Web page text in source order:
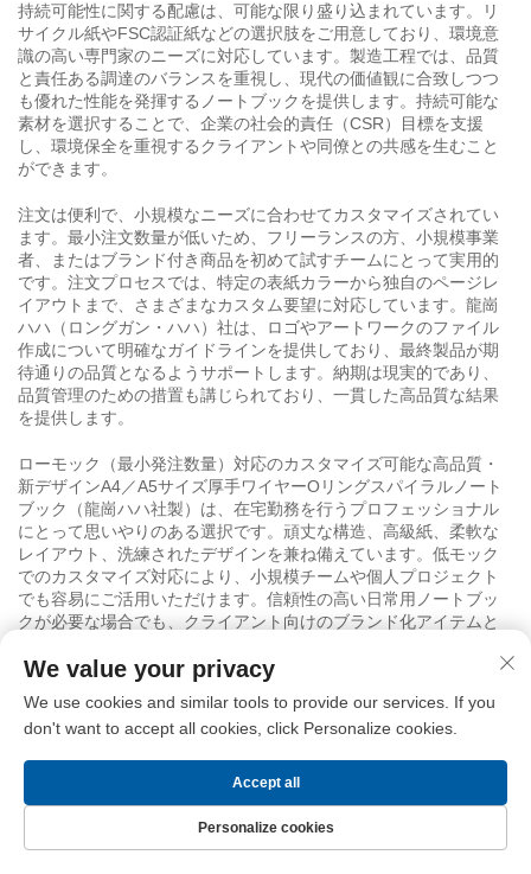
持続可能性に関する配慮は、可能な限り盛り込まれています。リ
サイクル紙やFSC認証紙などの選択肢をご用意しており、環境意
識の高い専門家のニーズに対応しています。製造工程では、品質
と責任ある調達のバランスを重視し、現代の価値観に合致しつつ
も優れた性能を発揮するノートブックを提供します。持続可能な
素材を選択することで、企業の社会的責任（CSR）目標を支援
し、環境保全を重視するクライアントや同僚との共感を生むこと
ができます。
注文は便利で、小規模なニーズに合わせてカスタマイズされてい
ます。最小注文数量が低いため、フリーランスの方、小規模事業
者、またはブランド付き商品を初めて試すチームにとって実用的
です。注文プロセスでは、特定の表紙カラーから独自のページレ
イアウトまで、さまざまなカスタム要望に対応しています。龍崗
ハハ（ロングガン・ハハ）社は、ロゴやアートワークのファイル
作成について明確なガイドラインを提供しており、最終製品が期
待通りの品質となるようサポートします。納期は現実的であり、
品質管理のための措置も講じられており、一貫した高品質な結果
を提供します。
ローモック（最小発注数量）対応のカスタマイズ可能な高品質・
新デザインA4／A5サイズ厚手ワイヤーOリングスパイラルノート
ブック（龍崗ハハ社製）は、在宅勤務を行うプロフェッショナル
にとって思いやりのある選択です。頑丈な構造、高級紙、柔軟な
レイアウト、洗練されたデザインを兼ね備えています。低モック
でのカスタマイズ対応により、小規模チームや個人プロジェクト
でも容易にご活用いただけます。信頼性の高い日常用ノートブッ
クが必要な場合でも、クライアント向けのブランド化アイテムと
ッシュなツールをお探しの場合でも、このノートブックは生産性
性に優れ、現代の在宅勤務スタイルに自然と溶け込むよう設計さ
れています
We value your privacy
We use cookies and similar tools to provide our services. If you
don't want to accept all cookies, click Personalize cookies.
Personalize cookies
Accept all